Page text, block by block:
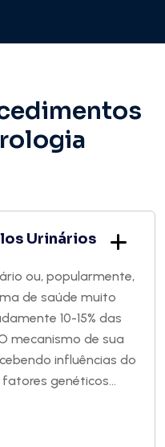
Urinários
ou, popularmente,
de saúde muito
10-15% das
mecanismo de sua
influências do
genéticos...